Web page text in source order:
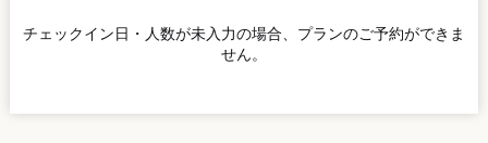
チェックイン日・人数が未入力の場合、プランのご予約ができま
せん。